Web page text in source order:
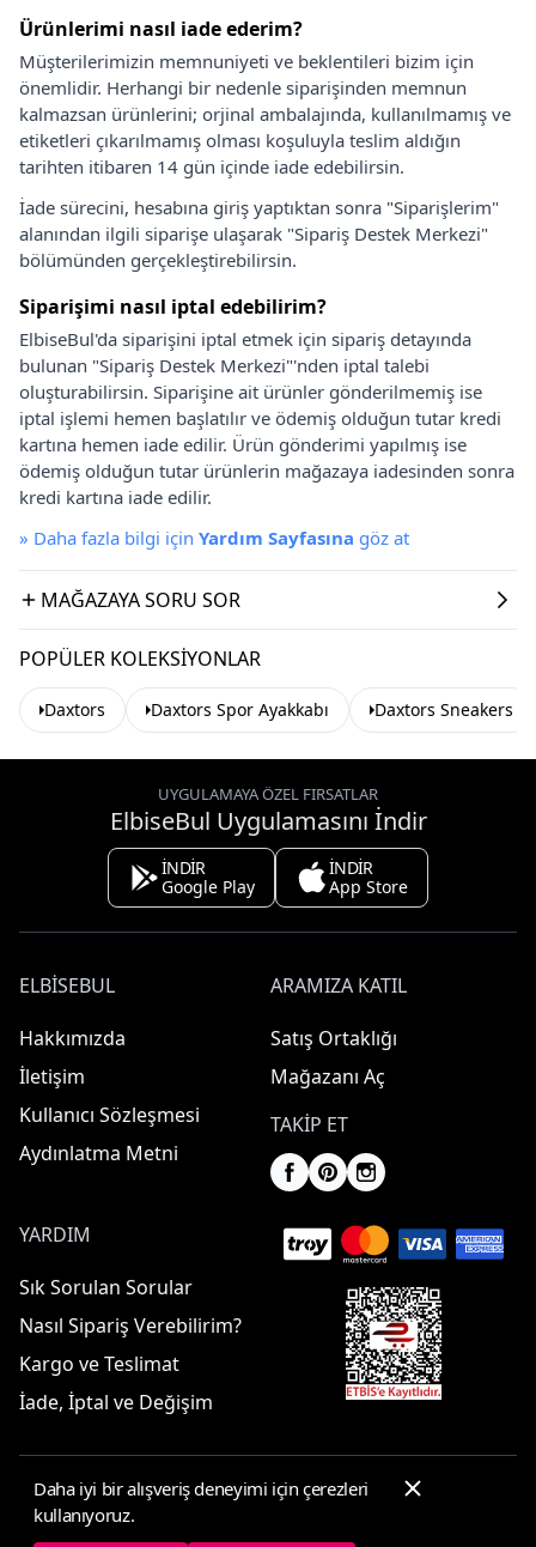
Ürünlerimi nasıl iade ederim?
Müşterilerimizin memnuniyeti ve beklentileri bizim için
önemlidir. Herhangi bir nedenle siparişinden memnun
kalmazsan ürünlerini; orjinal ambalajında, kullanılmamış ve
etiketleri çıkarılmamış olması koşuluyla teslim aldığın
tarihten itibaren 14 gün içinde iade edebilirsin.
İade sürecini, hesabına giriş yaptıktan sonra "Siparişlerim"
alanından ilgili siparişe ulaşarak "Sipariş Destek Merkezi"
bölümünden gerçekleştirebilirsin.
Siparişimi nasıl iptal edebilirim?
ElbiseBul'da siparişini iptal etmek için sipariş detayında
bulunan "Sipariş Destek Merkezi"'nden iptal talebi
oluşturabilirsin. Siparişine ait ürünler gönderilmemiş ise
iptal işlemi hemen başlatılır ve ödemiş olduğun tutar kredi
kartına hemen iade edilir. Ürün gönderimi yapılmış ise
ödemiş olduğun tutar ürünlerin mağazaya iadesinden sonra
kredi kartına iade edilir.
» Daha fazla bilgi için Yardım Sayfasına göz at
MAĞAZAYA SORU SOR
POPÜLER KOLEKSIYONLAR
Daxtors Daxtors Spor Ayakkabı Daxtors Sneakers
UYGULAMAYA ÖZEL FIRSATLAR
ElbiseBul Uygulamasını İndir
İNDİR
Google Play
İNDİR
App Store
ELBISEBUL
Hakkımızda
İletişim
Kullanıcı Sözleşmesi
Aydınlatma Metni
ARAMIZA KATIL
Satış Ortaklığı
Mağazanı Aç
TAKIP ET
YARDIM
Sık Sorulan Sorular
Nasıl Sipariş Verebilirim?
Kargo ve Teslimat
İade, İptal ve Değişim
© 2025 ElbiseBul -
Daha iyi bir alışveriş deneyimi için çerezleri
kullanıyoruz.